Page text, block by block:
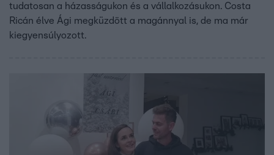
tudatosan a házasságukon és a vállalkozásukon. Costa
Ricán élve Ági megküzdött a magánnyal is, de ma már
kiegyensúlyozott.